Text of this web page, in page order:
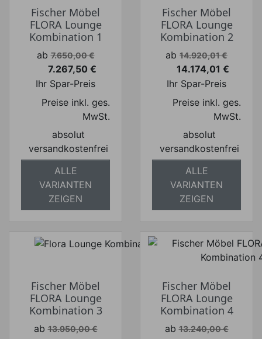
Fischer Möbel
FLORA Lounge
Kombination 1
Verkaufspreis
ab 7.650,00 €
Preis
7.267,50 €
Ihr Spar-Preis
Preise inkl. ges.
MwSt.
absolut
versandkostenfrei
ALLE
VARIANTEN
ZEIGEN
Fischer Möbel
FLORA Lounge
Kombination 2
Verkaufspreis
ab 14.920,01 €
Preis
14.174,01 €
Ihr Spar-Preis
Preise inkl. ges.
MwSt.
absolut
versandkostenfrei
ALLE
VARIANTEN
ZEIGEN
Fischer Möbel
FLORA Lounge
Kombination 3
Verkaufspreis
ab 13.950,00 €
Fischer Möbel
FLORA Lounge
Kombination 4
Verkaufspreis
ab 13.240,00 €